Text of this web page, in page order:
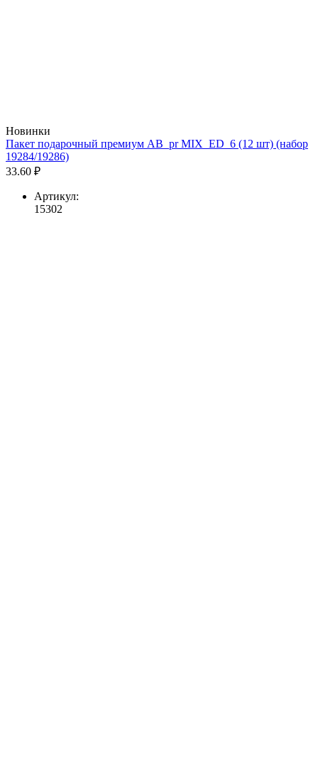
Новинки
Пакет подарочный премиум AB_pr MIX_ED_6 (12 шт) (набор
19284/19286)
33.60 ₽
Артикул:
15302